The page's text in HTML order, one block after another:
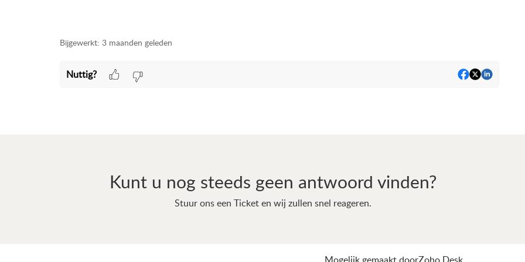
Bijgewerkt: 3 maanden geleden
Nuttig?
Kunt u nog steeds geen antwoord vinden?
Stuur ons een Ticket en wij zullen snel reageren.
Mogelijk gemaakt doorZoho Desk